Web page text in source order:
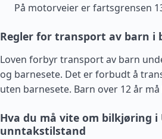
På motorveier er fartsgrensen
Regler for transport av barn i
Loven forbyr transport av barn
og barnesete. Det er forbudt å
uten barnesete. Barn over 12 år
Hva du må vite om bilkjøring
unntakstilstand